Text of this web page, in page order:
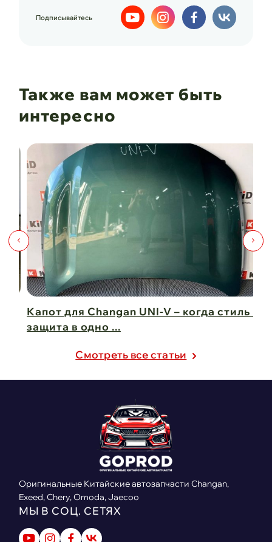
Подписывайтесь
Также вам может быть
интересно
Капот для Changan UNI-V – когда стиль и
защита в одно ...
Cмотреть все статьи
Оригинальные Китайские автозапчасти Changan,
Exeed, Chery, Omoda, Jaecoo
МЫ В СОЦ. СЕТЯХ